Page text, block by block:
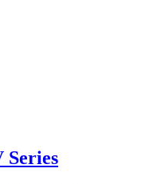
Series